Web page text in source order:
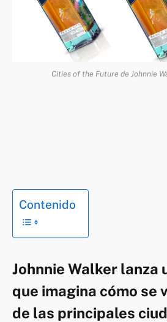
Cities of the Future de Johnnie
Contenido
Johnnie Walker lanza
que imagina cómo se
de las principales